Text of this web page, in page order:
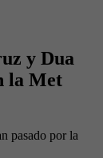
y Dua
la Met
pasado por la